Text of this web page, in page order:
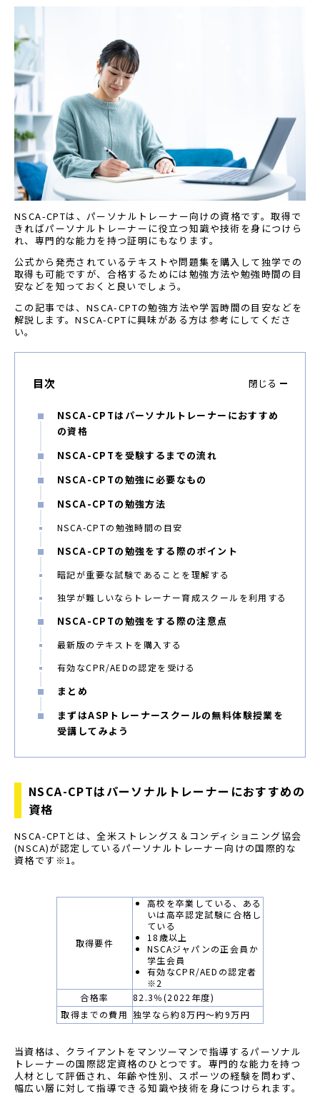
NSCA-CPTは、パーソナルトレーナー向けの資格です。取得で
きればパーソナルトレーナーに役立つ知識や技術を身につけら
れ、専門的な能力を持つ証明にもなります。
公式から発売されているテキストや問題集を購入して独学での
取得も可能ですが、合格するためには勉強方法や勉強時間の目
安などを知っておくと良いでしょう。
この記事では、NSCA-CPTの勉強方法や学習時間の目安などを
解説します。NSCA-CPTに興味がある方は参考にしてくださ
い。
目次 閉じる
NSCA-CPTはパーソナルトレーナーにおすすめ
の資格
NSCA-CPTを受験するまでの流れ
NSCA-CPTの勉強に必要なもの
NSCA-CPTの勉強方法
NSCA-CPTの勉強時間の目安
NSCA-CPTの勉強をする際のポイント
暗記が重要な試験であることを理解する
独学が難しいならトレーナー育成スクールを利用する
NSCA-CPTの勉強をする際の注意点
最新版のテキストを購入する
有効なCPR/AEDの認定を受ける
まとめ
まずはASPトレーナースクールの無料体験授業を
受講してみよう
NSCA-CPTはパーソナルトレーナーにおすすめの
資格
NSCA-CPTとは、全米ストレングス＆コンディショニング協会
(NSCA)が認定しているパーソナルトレーナー向けの国際的な
資格です※1。
取得要件
高校を卒業している、ある
いは高卒認定試験に合格し
ている
18歳以上
NSCAジャパンの正会員か
学生会員
有効なCPR/AEDの認定者
※2
合格率
82.3％(2022年度)
取得までの費用 独学なら約8万円～約9万円
当資格は、クライアントをマンツーマンで指導するパーソナル
トレーナーの国際認定資格のひとつです。専門的な能力を持つ
人材として評価され、年齢や性別、スポーツの経験を問わず、
幅広い層に対して指導できる知識や技術を身につけられます。